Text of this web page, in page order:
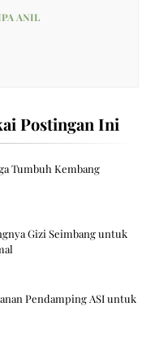
ANIL
Postingan Ini
Tumbuh Kembang
Gizi Seimbang untuk
Pendamping ASI untuk